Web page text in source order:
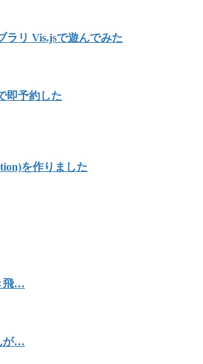
ラリ Vis.jsで遊んでみた
即予約した
を作りました
飛…
が…